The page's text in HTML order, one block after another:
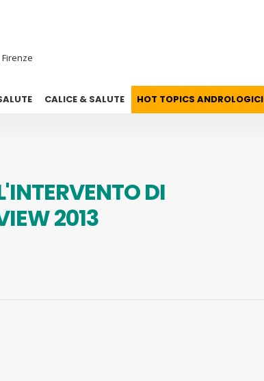
CALICE & SALUTE HOT TOPICS ANDROLOGICI
DI
2013